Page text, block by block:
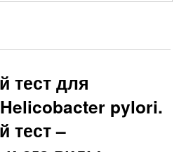
тест для
pylori.
тест –